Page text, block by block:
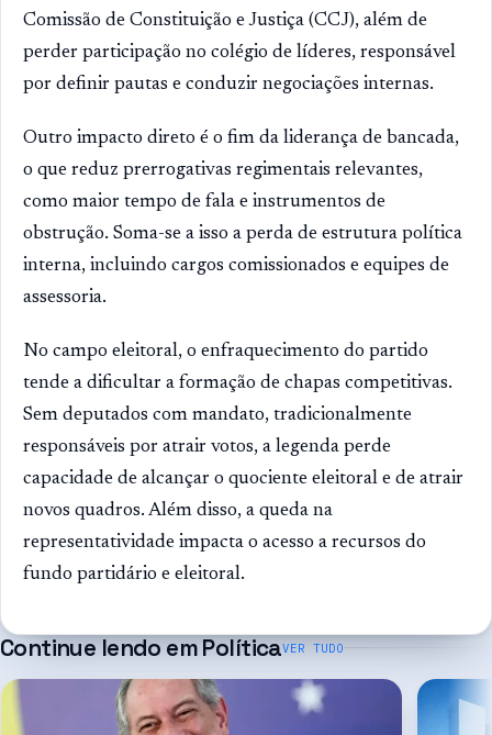
Comissão de Constituição e Justiça (CCJ), além de
perder participação no colégio de líderes, responsável
por definir pautas e conduzir negociações internas.
Outro impacto direto é o fim da liderança de bancada,
o que reduz prerrogativas regimentais relevantes,
como maior tempo de fala e instrumentos de
obstrução. Soma-se a isso a perda de estrutura política
interna, incluindo cargos comissionados e equipes de
assessoria.
No campo eleitoral, o enfraquecimento do partido
tende a dificultar a formação de chapas competitivas.
Sem deputados com mandato, tradicionalmente
responsáveis por atrair votos, a legenda perde
capacidade de alcançar o quociente eleitoral e de atrair
novos quadros. Além disso, a queda na
representatividade impacta o acesso a recursos do
fundo partidário e eleitoral.
Continue lendo emPolíticaVER TUDO